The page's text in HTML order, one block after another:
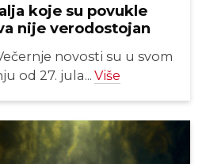
koje su povukle
nije verodostojan
novosti su u svom
od 27. jula... Više